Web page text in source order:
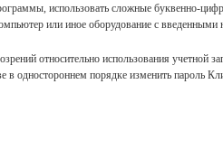
использовать сложные буквенно-
или иное оборудование с
относительно использования учетной
одностороннем порядке изменить пароль